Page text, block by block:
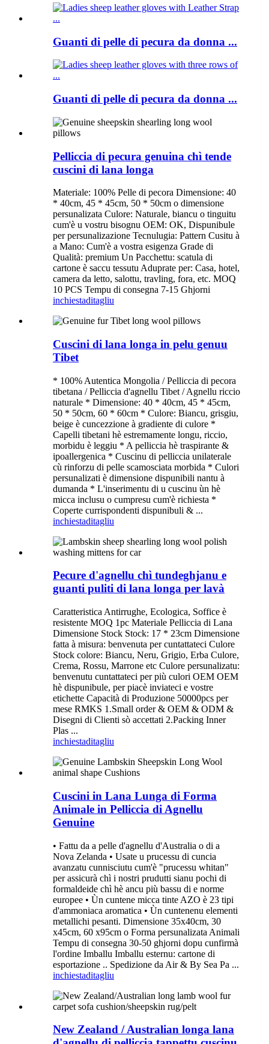
Guanti di pelle di pecura da donna ...
Guanti di pelle di pecura da donna ...
Pelliccia di pecura genuina chì tende
cuscini di lana longa
Materiale: 100% Pelle di pecora Dimensione: 40
* 40cm, 45 * 45cm, 50 * 50cm o dimensione
persunalizata Culore: Naturale, biancu o tinguitu
cum'è u vostru bisognu OEM: OK, Dispunibule
per persunalizazione Tecnulugia: Pattern Cusitu à
a Mano: Cum'è a vostra esigenza Grade di
Qualità: premium Un Pacchettu: scatula di
cartone è saccu tessutu Aduprate per: Casa, hotel,
camera da letto, salottu, travling, fora, etc. MOQ
10 PCS Tempu di consegna 7-15 Ghjorni
inchiestaditagliu
Cuscini di lana longa in pelu genuu
Tibet
* 100% Autentica Mongolia / Pelliccia di pecora
tibetana / Pelliccia d'agnellu Tibet / Agnellu riccio
naturale * Dimensione: 40 * 40cm, 45 * 45cm,
50 * 50cm, 60 * 60cm * Culore: Biancu, grisgiu,
beige è cuncezzione à gradiente di culore *
Capelli tibetani hè estremamente longu, riccio,
morbidu è leggiu * A pelliccia hè traspirante &
ipoallergenica * Cuscinu di pelliccia unilaterale
cù rinforzu di pelle scamosciata morbida * Culori
persunalizati è dimensione dispunibili nantu à
dumanda * L'inserimentu di u cuscinu ùn hè
micca inclusu o cumpresu cum'è richiesta *
Coperte currispondenti dispunibuli & ...
inchiestaditagliu
Pecure d'agnellu chì tundeghjanu e
guanti puliti di lana longa per lavà
Caratteristica Antirrughe, Ecologica, Soffice è
resistente MOQ 1pc Materiale Pelliccia di Lana
Dimensione Stock Stock: 17 * 23cm Dimensione
fatta à misura: benvenuta per cuntattateci Culore
Stock colore: Biancu, Neru, Grigio, Erba Culore,
Crema, Rossu, Marrone etc Culore persunalizatu:
benvenutu cuntattateci per più culori OEM OEM
hè dispunibule, per piacè inviateci e vostre
etichette Capacità di Produzione 50000pcs per
mese RMKS 1.Small order & OEM & ODM &
Disegni di Clienti sò accettati 2.Packing Inner
Plas ...
inchiestaditagliu
Cuscini in Lana Lunga di Forma
Animale in Pelliccia di Agnellu
Genuine
• Fattu da a pelle d'agnellu d'Australia o di a
Nova Zelanda • Usate u prucessu di cuncia
avanzatu cunnisciutu cum'è "prucessu whitan"
per assicurà chì i nostri prudutti sianu pochi di
formaldeide chì hè ancu più bassu di e norme
europee • Ùn cuntene micca tinte AZO è 23 tipi
d'ammoniaca aromatica • Ùn cuntenenu elementi
metallichi pesanti. Dimensione 35x40cm, 30
x45cm, 60 x95cm o Forma persunalizata Animali
Tempu di consegna 30-50 ghjorni dopu cunfirmà
l'ordine Imballu Imballu esternu: cartone di
esportazione .. Spedizione da Air & By Sea Pa ...
inchiestaditagliu
New Zealand / Australian longa lana